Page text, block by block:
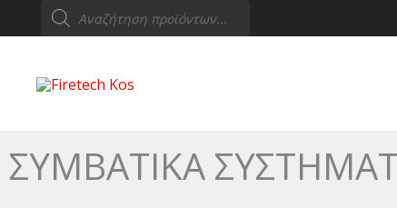
Μετάβαση
στο
Products
search
ΣΥΜΒΑΤΙΚΑ